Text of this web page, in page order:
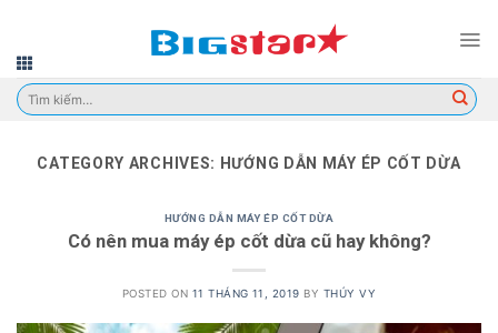
content
Tìm
kiếm:
CATEGORY ARCHIVES: HƯỚNG DẪN MÁY ÉP CỐT DỪA
HƯỚNG DẪN MÁY ÉP CỐT DỪA
Có nên mua máy ép cốt dừa cũ hay không?
POSTED ON 11 THÁNG 11, 2019 BY THÚY VY